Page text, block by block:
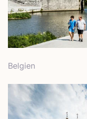
Bel­gi­en